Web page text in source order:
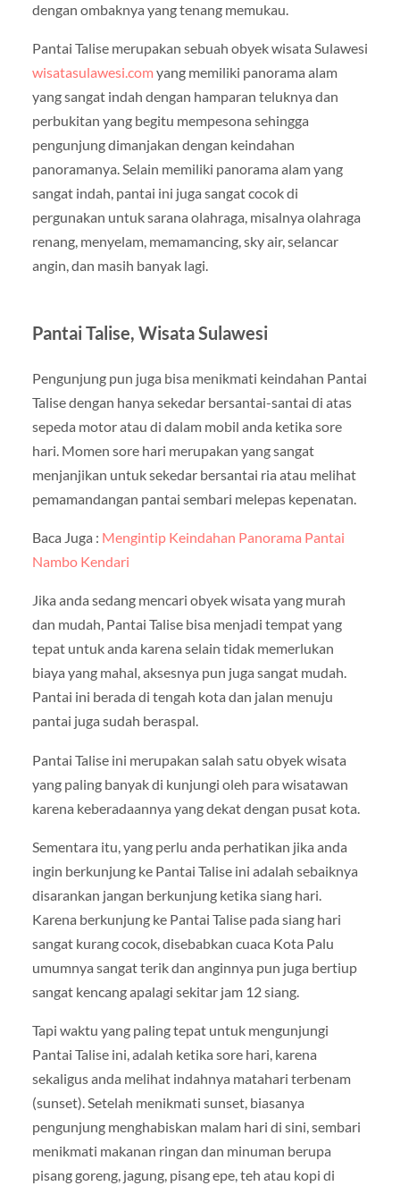
dengan ombaknya yang tenang memukau.
Pantai Talise merupakan sebuah obyek wisata Sulawesi
wisatasulawesi.com yang memiliki panorama alam
yang sangat indah dengan hamparan teluknya dan
perbukitan yang begitu mempesona sehingga
pengunjung dimanjakan dengan keindahan
panoramanya. Selain memiliki panorama alam yang
sangat indah, pantai ini juga sangat cocok di
pergunakan untuk sarana olahraga, misalnya olahraga
renang, menyelam, memamancing, sky air, selancar
angin, dan masih banyak lagi.
Pantai Talise, Wisata Sulawesi
Pengunjung pun juga bisa menikmati keindahan Pantai
Talise dengan hanya sekedar bersantai-santai di atas
sepeda motor atau di dalam mobil anda ketika sore
hari. Momen sore hari merupakan yang sangat
menjanjikan untuk sekedar bersantai ria atau melihat
pemamandangan pantai sembari melepas kepenatan.
Baca Juga : Mengintip Keindahan Panorama Pantai
Nambo Kendari
Jika anda sedang mencari obyek wisata yang murah
dan mudah, Pantai Talise bisa menjadi tempat yang
tepat untuk anda karena selain tidak memerlukan
biaya yang mahal, aksesnya pun juga sangat mudah.
Pantai ini berada di tengah kota dan jalan menuju
pantai juga sudah beraspal.
Pantai Talise ini merupakan salah satu obyek wisata
yang paling banyak di kunjungi oleh para wisatawan
karena keberadaannya yang dekat dengan pusat kota.
Sementara itu, yang perlu anda perhatikan jika anda
ingin berkunjung ke Pantai Talise ini adalah sebaiknya
disarankan jangan berkunjung ketika siang hari.
Karena berkunjung ke Pantai Talise pada siang hari
sangat kurang cocok, disebabkan cuaca Kota Palu
umumnya sangat terik dan anginnya pun juga bertiup
sangat kencang apalagi sekitar jam 12 siang.
Tapi waktu yang paling tepat untuk mengunjungi
Pantai Talise ini, adalah ketika sore hari, karena
sekaligus anda melihat indahnya matahari terbenam
(sunset). Setelah menikmati sunset, biasanya
pengunjung menghabiskan malam hari di sini, sembari
menikmati makanan ringan dan minuman berupa
pisang goreng, jagung, pisang epe, teh atau kopi di